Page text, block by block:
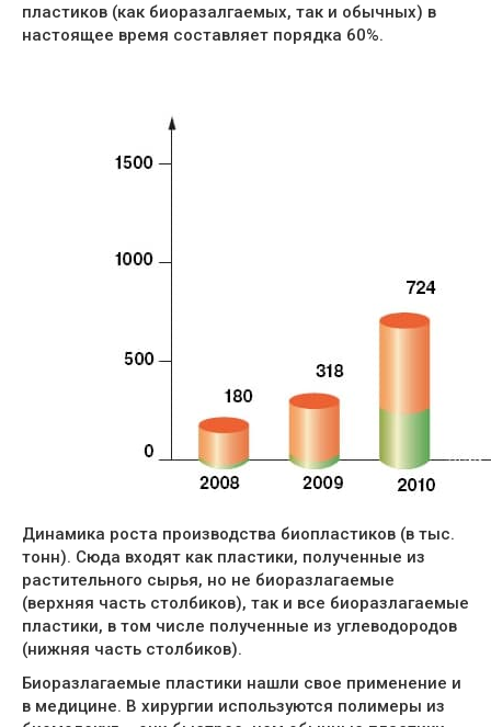
пластиков (как биоразалгаемых, так и обычных) в
настоящее время составляет порядка 60%.
Динамика роста производства биопластиков (в тыс.
тонн). Сюда входят как пластики, полученные из
растительного сырья, но не биоразлагаемые
(верхняя часть столбиков), так и все биоразлагаемые
пластики, в том числе полученные из углеводородов
(нижняя часть столбиков).
Биоразлагаемые пластики нашли свое применение и
в медицине. В хирургии используются полимеры из